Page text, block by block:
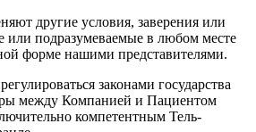
другие условия, заверения или
или подразумеваемые в любом месте
форме нашими представителями.
законами государства
между Компанией и Пациентом
компетентным Тель-